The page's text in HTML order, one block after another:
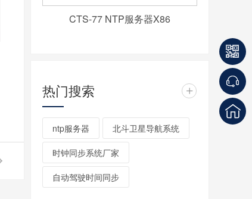
CTS-77 NTP服务器X86
热门搜索 +
ntp服务器 北斗卫星导航系统
时钟同步系统厂家
自动驾驶时间同步